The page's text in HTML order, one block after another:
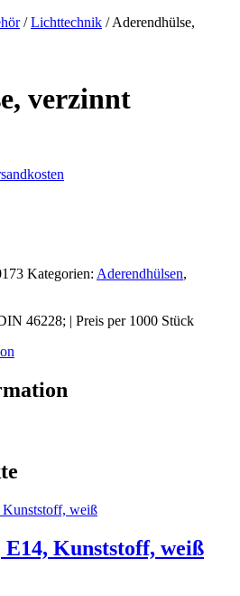
/Lichttechnik / Aderendhülse,
verzinnt
Kategorien: Aderendhülsen,
46228; | Preis per 1000 Stück
E14, Kunststoff, weiß